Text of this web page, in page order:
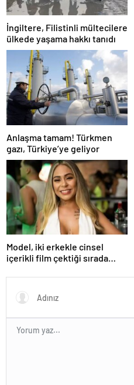
İngiltere, Filistinli mültecilere
ülkede yaşama hakkı tanıdı
Anlaşma tamam! Türkmen
gazı, Türkiye’ye geliyor
Model, iki erkekle cinsel
içerikli film çektiği sırada
kaybetti